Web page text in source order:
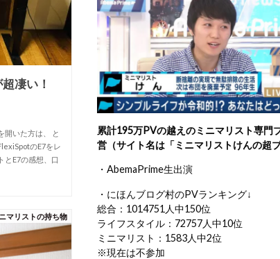
凄い！
開いた方は、 と
のE7をレ
とE7の感想、口
マリストの持ち物
累計195万PVの越えのミニマリスト専門
営（サイト名は「ミニマリストけんの超ブ
・AbemaPrime生出演
・にほんブログ村のPVランキング↓
総合：1014751人中150位
ライフスタイル：72757人中10位
ミニマリスト：1583人中2位
※現在は不参加